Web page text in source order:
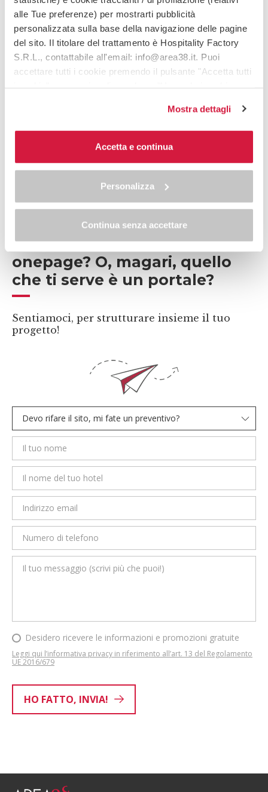
alle Tue preferenze) per mostrarti pubblicità
personalizzata sulla base della navigazione delle pagine
del sito. Il titolare del trattamento è Hospitality Factory
S.R.L., contattabile all'email: info@area38.it. Puoi
accettare tutti i cookie premendo il pulsante "Accetta tutti
"Personalizza". Al fine di revocare il consenso prestato e
visualizzare le informazioni complete sul trattamento dei
"cookie policy"
cookie.
Mostra dettagli
Accetta e continua
Personalizza
Continua senza accettare
Vuoi un nuovo sito web o una
onepage? O, magari, quello
che ti serve è un portale?
Sentiamoci, per strutturare insieme il tuo
progetto!
Desidero ricevere le informazioni e promozioni gratuite
Leggi qui l’informativa privacy in riferimento all’art. 13 del Regolamento
UE 2016/679
HO FATTO, INVIA!